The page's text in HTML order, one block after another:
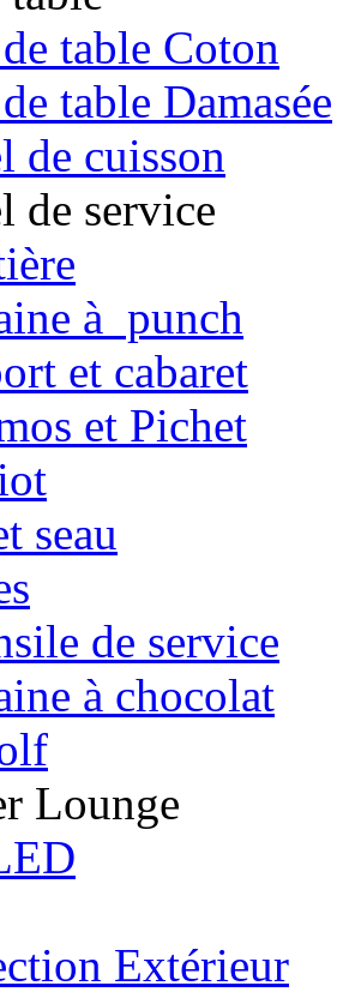
table Coton
table Damasée
de cuisson
de service
à punch
et cabaret
et Pichet
seau
de service
à chocolat
Lounge
Extérieur